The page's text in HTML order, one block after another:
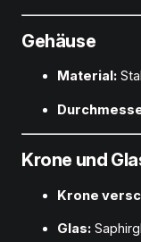
Gehäuse
Material:
Krone und
Krone
Glas: